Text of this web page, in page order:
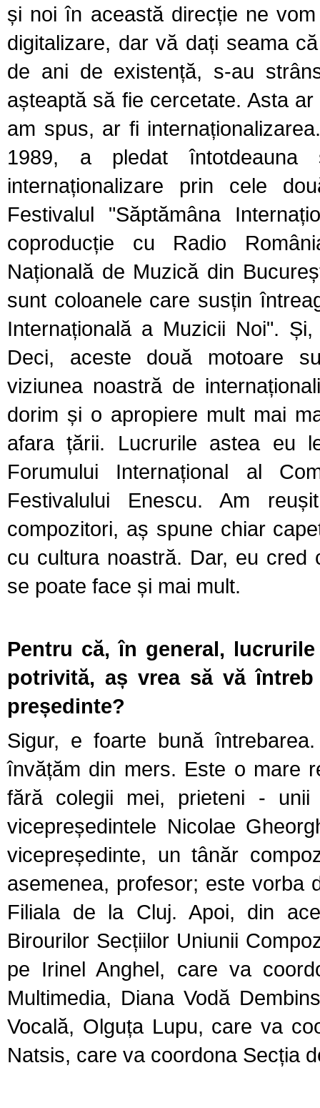
și noi în această direcție ne
digitalizare, dar vă dați seama
de ani de existență, s-au
așteaptă să fie cercetate. Asta
am spus, ar fi
1989, a pledat
internaționalizare prin cele
Festivalul "Săptămâna
coproducție cu Radio
Națională de Muzică din
sunt coloanele care susțin
Internațională a Muzicii Noi".
Deci, aceste două motoare
viziunea noastră de
dorim și o apropiere mult mai
afara țării. Lucrurile astea eu
Forumului Internațional al
Festivalului Enescu. Am
compozitori, aș spune chiar
cu cultura noastră. Dar, eu cred
se poate face și mai mult.
Pentru că, în general,
potrivită, aș vrea să vă
președinte?
Sigur, e foarte bună
învățăm din mers. Este o mare
fără colegii mei, prieteni -
vicepreședintele Nicolae
vicepreședinte, un tânăr
asemenea, profesor; este vorba
Filiala de la Cluj. Apoi, din
Birourilor Secțiilor Uniunii
pe Irinel Anghel, care va
Multimedia, Diana Vodă
Vocală, Olguța Lupu, care va
Natsis, care va coordona Secția